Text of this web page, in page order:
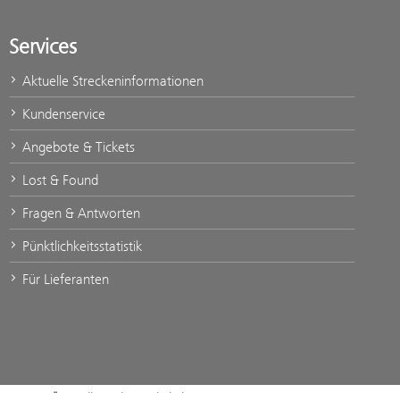
Services
Aktuelle Streckeninformationen
Kundenservice
Angebote & Tickets
Lost & Found
Fragen & Antworten
Pünktlichkeitsstatistik
Für Lieferanten